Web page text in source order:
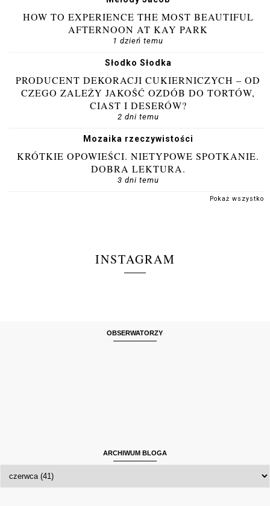
HOW TO EXPERIENCE THE MOST BEAUTIFUL
AFTERNOON AT KAY PARK
1 dzień temu
Słodko Słodka
PRODUCENT DEKORACJI CUKIERNICZYCH – OD
CZEGO ZALEŻY JAKOŚĆ OZDÓB DO TORTÓW,
CIAST I DESERÓW?
2 dni temu
Mozaika rzeczywistości
KRÓTKIE OPOWIEŚCI. NIETYPOWE SPOTKANIE.
DOBRA LEKTURA.
3 dni temu
Pokaż wszystko
INSTAGRAM
OBSERWATORZY
ARCHIWUM BLOGA